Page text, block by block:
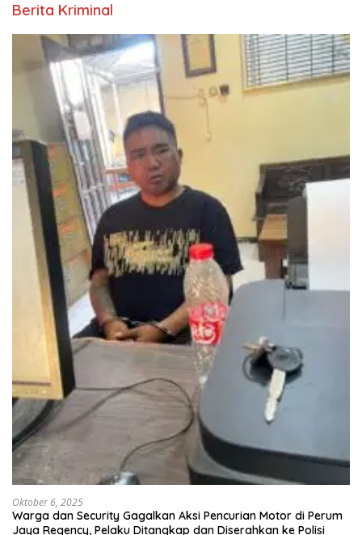
Berita Kriminal
Oktober 6, 2025
Warga dan Security Gagalkan Aksi Pencurian Motor di Perum
Jaya Regency, Pelaku Ditangkap dan Diserahkan ke Polisi